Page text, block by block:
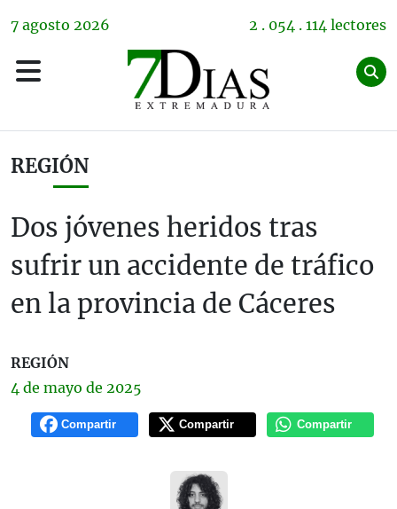
7 agosto 2026 2 . 054 . 114 lectores
REGIÓN
Dos jóvenes heridos tras
sufrir un accidente de tráfico
en la provincia de Cáceres
REGIÓN
4 de mayo de 2025
Compartir Compartir Compartir